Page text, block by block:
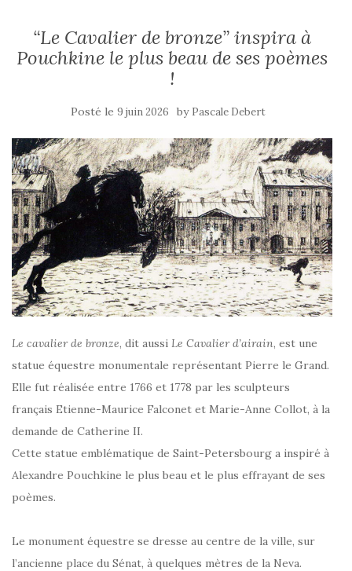
“Le Cavalier de bronze” inspira à
Pouchkine le plus beau de ses poèmes
!
Posté le 9 juin 2026 by Pascale Debert
Le cavalier de bronze, dit aussi Le Cavalier d’airain, est une
statue équestre monumentale représentant Pierre le Grand.
Elle fut réalisée entre 1766 et 1778 par les sculpteurs
français Etienne-Maurice Falconet et Marie-Anne Collot, à la
demande de Catherine II.
Cette statue emblématique de Saint-Petersbourg a inspiré à
Alexandre Pouchkine le plus beau et le plus effrayant de ses
poèmes.
Le monument équestre se dresse au centre de la ville, sur
l’ancienne place du Sénat, à quelques mètres de la Neva.